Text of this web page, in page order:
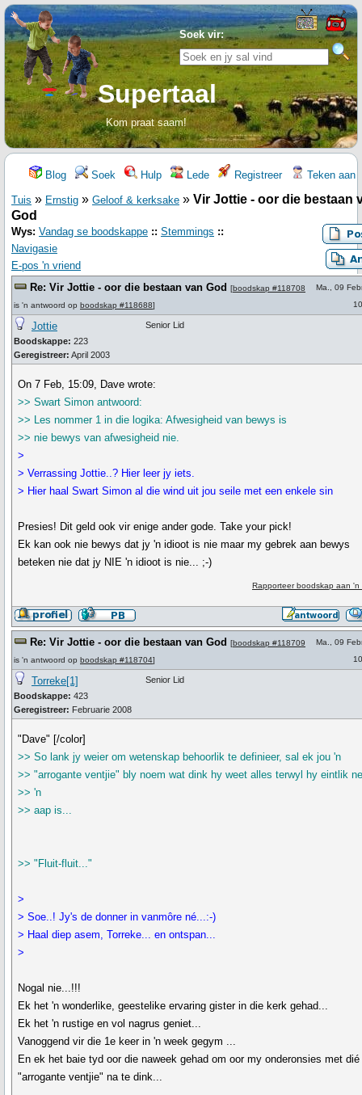
Soek vir:
Supertaal
Kom praat saam!
Blog Soek Hulp Lede Registreer Teken aan
Tuis » Ernstig » Geloof & kerksake » Vir Jottie - oor die bestaan
God
Wys: Vandag se boodskappe :: Stemmings ::
Navigasie
E-pos 'n vriend
Re: Vir Jottie - oor die bestaan van God [boodskap #118708
is 'n antwoord op boodskap #118688]
Ma., 09
Jottie
Boodskappe: 223
Geregistreer: April 2003
Senior Lid
On 7 Feb, 15:09, Dave wrote:
>> Swart Simon antwoord:
>> Les nommer 1 in die logika: Afwesigheid van bewys is
>> nie bewys van afwesigheid nie.
>
> Verrassing Jottie..? Hier leer jy iets.
> Hier haal Swart Simon al die wind uit jou seile met een enkele sin
Presies! Dit geld ook vir enige ander gode. Take your pick!
Ek kan ook nie bewys dat jy 'n idioot is nie maar my gebrek aan bewys
beteken nie dat jy NIE 'n idioot is nie... ;-)
Rapporteer boodskap aan 'n
Re: Vir Jottie - oor die bestaan van God [boodskap #118709
is 'n antwoord op boodskap #118704]
Ma., 09
Torreke[1]
Boodskappe: 423
Geregistreer: Februarie 2008
Senior Lid
"Dave" [/color]
>> So lank jy weier om wetenskap behoorlik te definieer, sal ek jou 'n
>> "arrogante ventjie" bly noem wat dink hy weet alles terwyl hy eintlik
>> 'n
>> aap is...
>> "Fluit-fluit..."
>
> Soe..! Jy's de donner in vanmôre né...:-)
> Haal diep asem, Torreke... en ontspan...
>
Nogal nie...!!!
Ek het 'n wonderlike, geestelike ervaring gister in die kerk gehad...
Ek het 'n rustige en vol nagrus geniet...
Vanoggend vir die 1e keer in 'n week gegym ...
En ek het baie tyd oor die naweek gehad om oor my onderonsies met dié
"arrogante ventjie" na te dink...